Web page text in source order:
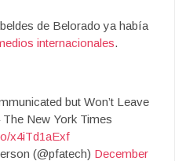
de Belorado ya había
internacionales.
but Won’t Leave
New York Times
x4iTd1aExf
(@pfatech) December